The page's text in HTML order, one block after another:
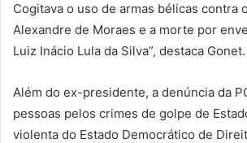
Cogitava o uso de armas bélicas contra
Alexandre de Moraes e a morte por
Luiz Inácio Lula da Silva”, destaca Gonet.
Além do ex-presidente, a denúncia da
pessoas pelos crimes de golpe de
violenta do Estado Democrático de